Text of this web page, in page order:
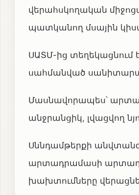
վերահսկողական
պատկանող մսային
ՍԱՏՄ-ից տեղեկացնում
սահմանված
Մասնավորապես՝
անջրանցիկ, լվացվող
Սննդամթերքի
արտադրամասի
խախտումները